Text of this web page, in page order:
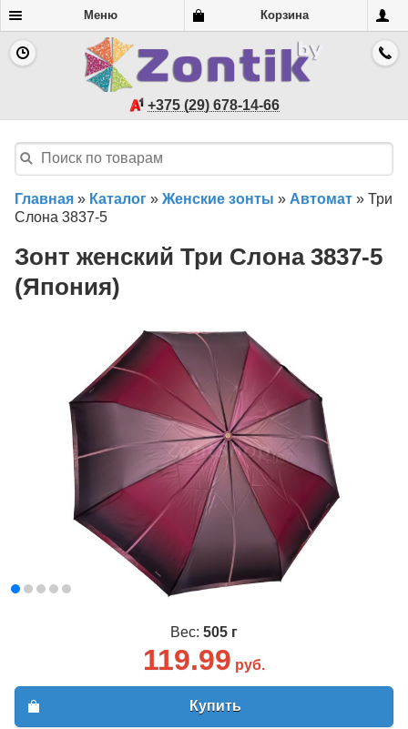
Меню Корзина
+375 (29) 678-14-66
Главная » Каталог » Женские зонты » Автомат » Три
Слона 3837-5
Зонт женский Три Слона 3837-5
(Япония)
Вес: 505 г
119.99 руб.
Купить